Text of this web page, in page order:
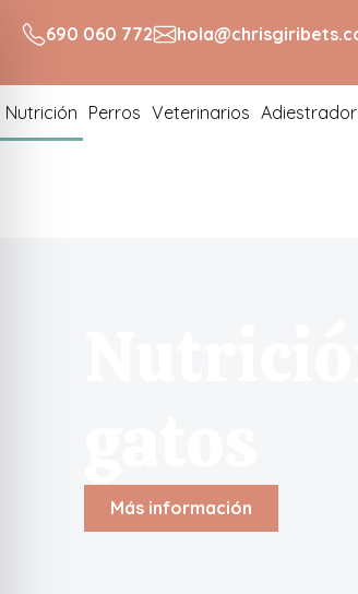
690 060 772
Nutrición Perros Veterinarios
Más información